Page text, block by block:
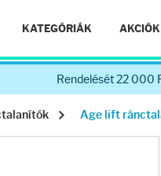
KATEGÓRIÁK AKCIÓK
Rendelését 22 000
Age lift